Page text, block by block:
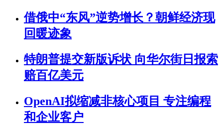
借俄中“东风”逆势增长？朝鲜经济现
回暖迹象
特朗普提交新版诉状 向华尔街日报索
赔百亿美元
OpenAI拟缩减非核心项目 专注编程
和企业客户